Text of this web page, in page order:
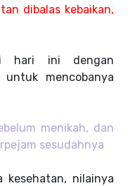
dibalas kebaikan,
hari ini dengan
mencobanya
menikah, dan
sesudahnya
kesehatan, nilainya